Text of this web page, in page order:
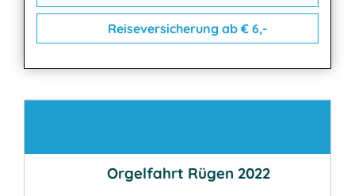
Reiseversicherung ab € 6,-
Orgelfahrt Rügen 2022